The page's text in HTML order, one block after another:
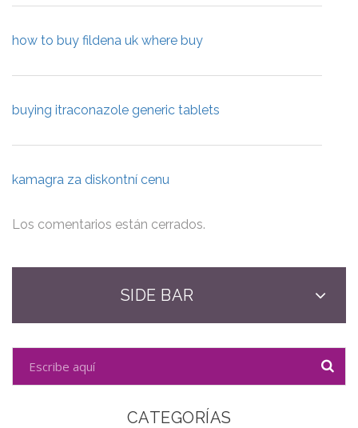
how to buy fildena uk where buy
buying itraconazole generic tablets
kamagra za diskontní cenu
Los comentarios están cerrados.
SIDE BAR
CATEGORÍAS